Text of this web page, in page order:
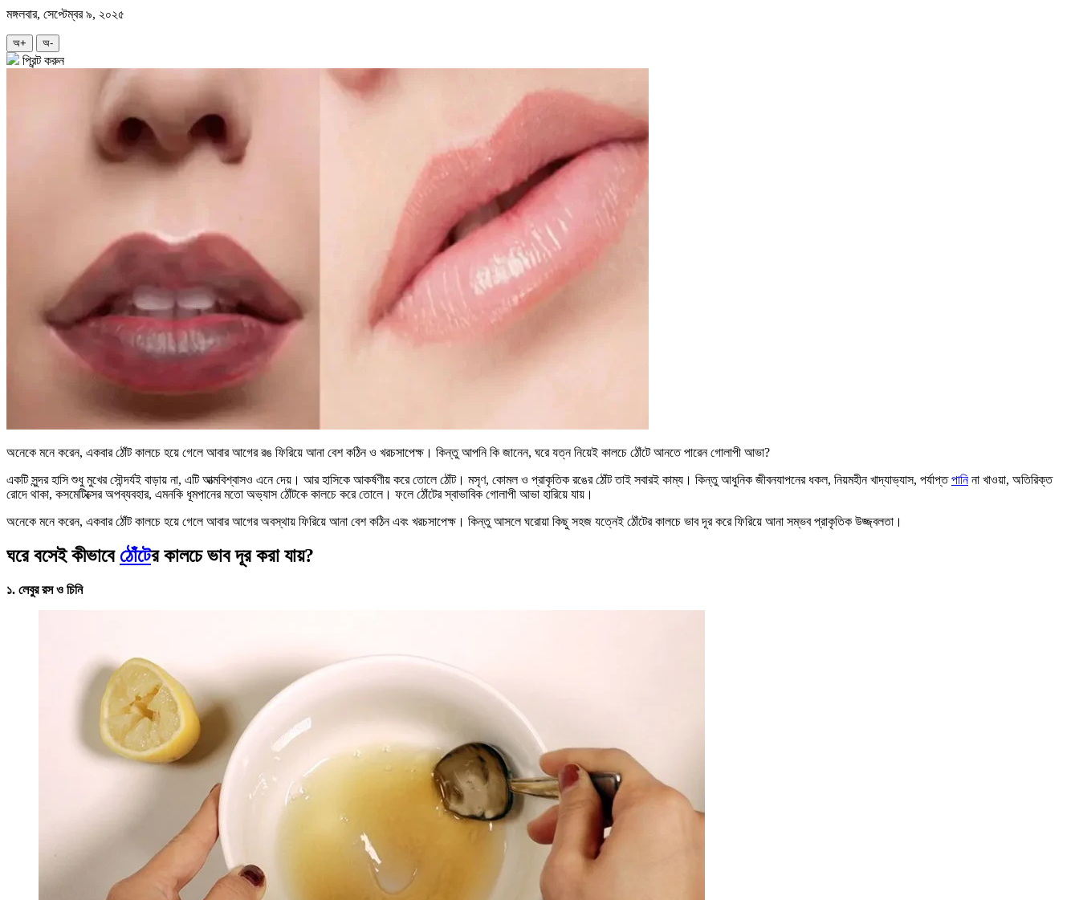
মঙ্গলবার, সেপ্টেম্বর ৯, ২০২৫
অ+ অ-
প্রিন্ট করুন
অনেকে মনে করেন, একবার ঠোঁট কালচে হয়ে গেলে আবার আগের রঙ ফিরিয়ে আনা বেশ কঠিন ও খরচসাপেক্ষ। কিন্তু আপনি কি জানেন, ঘরে যত্ন নিয়েই কালচে ঠোঁটে আনতে পারেন গোলাপী আভা?
একটি সুন্দর হাসি শুধু মুখের সৌন্দর্যই বাড়ায় না, এটি আত্মবিশ্বাসও এনে দেয়। আর হাসিকে আকর্ষণীয় করে তোলে ঠোঁট। মসৃণ, কোমল ও প্রাকৃতিক রঙের ঠোঁট তাই সবারই কাম্য। কিন্তু আধুনিক জীবনযাপনের ধকল, নিয়মহীন খাদ্যাভ্যাস, পর্যাপ্তপানিনা খাওয়া, অতিরিক্ত
রোদে থাকা, কসমেটিক্সের অপব্যবহার, এমনকি ধূমপানের মতো অভ্যাস ঠোঁটকে কালচে করে তোলে। ফলে ঠোঁটের স্বাভাবিক গোলাপী আভা হারিয়ে যায়।
অনেকে মনে করেন, একবার ঠোঁট কালচে হয়ে গেলে আবার আগের অবস্থায় ফিরিয়ে আনা বেশ কঠিন এবং খরচসাপেক্ষ। কিন্তু আসলে ঘরোয়া কিছু সহজ যত্নেই ঠোঁটের কালচে ভাব দূর করে ফিরিয়ে আনা সম্ভব প্রাকৃতিক উজ্জ্বলতা।
ঘরে বসেই কীভাবে ঠোঁটের কালচে ভাব দূর করা যায়?
১. লেবুর রস ও চিনি